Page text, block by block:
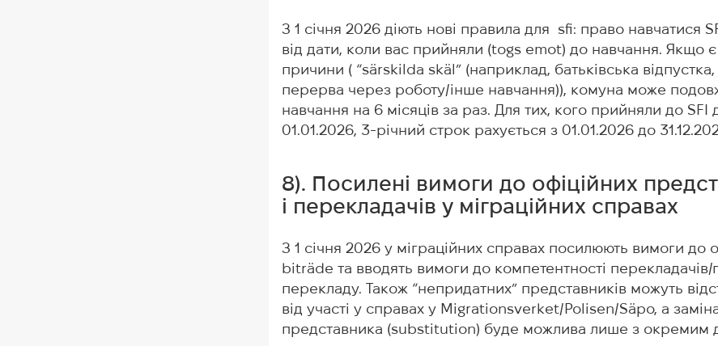
З 1 січня 2026 діють нові правила для sfi: право навчатися
від дати, коли вас прийняли (togs emot) до навчання. Якщо є
причини ( “särskilda skäl” (наприклад, батьківська
перерва через роботу/інше навчання)), комуна може
навчання на 6 місяців за раз. Для тих, кого прийняли до SFI
01.01.2026, 3-річний строк рахується з 01.01.2026 до
8). Посилені вимоги до офіційних
і перекладачів у міграційних справах
З 1 січня 2026 у міграційних справах посилюють вимоги до
biträde та вводять вимоги до компетентності
перекладу. Також “непридатних” представників можуть
від участі у справах у Migrationsverket/Polisen/Säpo, а
представника (substitution) буде можлива лише з окремим